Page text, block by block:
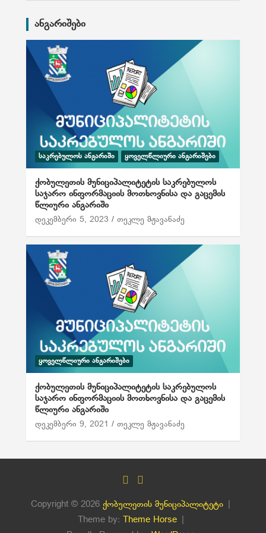
ანგარიშები
ᲡᲐᲙᲠᲔᲑᲣᲚᲝᲡ ᲐᲜᲒᲐᲠᲘᲨᲘ ᲧᲝᲕᲔᲚᲬᲚᲘᲣᲠᲘ ᲐᲜᲒᲐᲠᲘᲨᲔᲑᲘ
ქობულეთის მუნიციპალიტეტის საკრებულოს
საჯარო ინფორმაციის მოთხოვნისა და გაცემის
წლიური ანგარიში
დეკემბერი 5, 2023 თეკლე მჟავანაძე
ᲧᲝᲕᲔᲚᲬᲚᲘᲣᲠᲘ ᲐᲜᲒᲐᲠᲘᲨᲔᲑᲘ
ქობულეთის მუნიციპალიტეტის საკრებულოს
საჯარო ინფორმაციის მოთხოვნისა და გაცემის
წლიური ანგარიში
დეკემბერი 9, 2021 თეკლე მჟავანაძე
Copyright © 2026 ქობულეთის მუნიციპალიტეტი
Theme by: Theme Horse